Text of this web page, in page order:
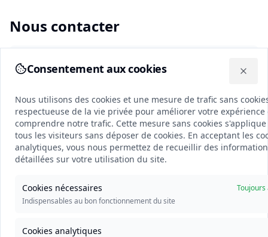
Nous contacter
Si vous avez des questions sur cette politique de
E-mail :hello@tenderly.dk
Adresse : Flegborg 9A, 7100 Vejle, Danmark
Délégué à la protection des données :
hello@tenderly.dk
Délai de réponse
Nous répondrons à toutes les demandes relatives à la
Pour les demandes complexes, ce délai peut être
Consentement aux cookies
Nous utilisons des cookies et une mesure de trafic sans
Nous utilisons des cookies et une mesure de trafic sans
respectueuse de la vie privée pour améliorer votre expérience
comprendre notre trafic. Cette mesure sans cookies s'applique
tous les visiteurs sans déposer de cookies. En acceptant les
analytiques, vous nous permettez de recueillir des
détaillées sur votre utilisation du site.
Cookies nécessaires
Toujours
Indispensables au bon fonctionnement du site
Cookies analytiques